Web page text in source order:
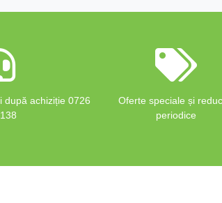
după achiziție 0726
Oferte speciale și
periodice